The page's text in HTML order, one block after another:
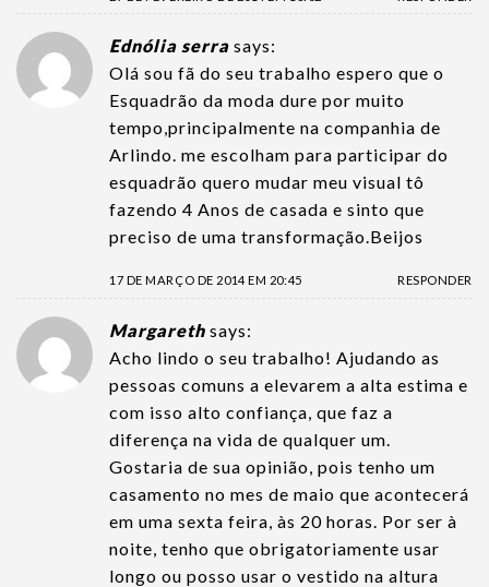
Ednólia serra says:
Olá sou fã do seu trabalho espero que o
Esquadrão da moda dure por muito
tempo,principalmente na companhia de
Arlindo. me escolham para participar do
esquadrão quero mudar meu visual tô
fazendo 4 Anos de casada e sinto que
preciso de uma transformação.Beijos
17 DE MARÇO DE 2014 EM 20:45 RESPONDER
Margareth says:
Acho lindo o seu trabalho! Ajudando as
pessoas comuns a elevarem a alta estima e
com isso alto confiança, que faz a
diferença na vida de qualquer um.
Gostaria de sua opinião, pois tenho um
casamento no mes de maio que acontecerá
em uma sexta feira, às 20 horas. Por ser à
noite, tenho que obrigatoriamente usar
longo ou posso usar o vestido na altura